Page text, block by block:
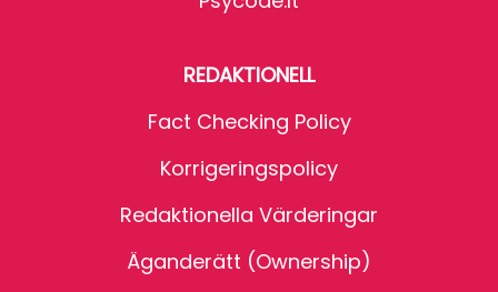
REDAKTIONELL
Fact Checking Policy
Korrigeringspolicy
Redaktionella Värderingar
Äganderätt (Ownership)